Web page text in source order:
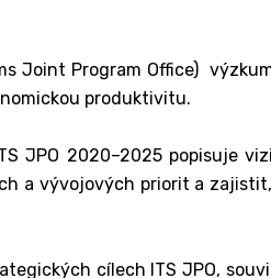
Joint Program Office)
produktivitu.
2020–2025 popisuje
a vývojových priorit a
cílech ITS JPO,